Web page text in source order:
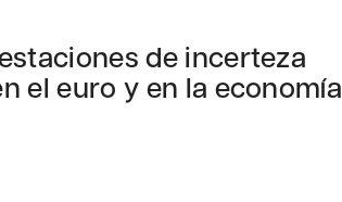
de incerteza
el euro y en la economía